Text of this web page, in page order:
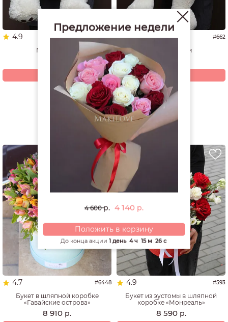
4.9 #1337
Мишка 60 см
Купить
5.0 #662
Мишка 70 см
4 200
Купить
Смотреть все открытки и игрушки
РЕКОМЕНДУЕМ
4.7 #6448
Букет в шляпной коробке
«Гавайские острова»
8 910 р.
4.9 #593
Букет из эустомы в шляпной
коробке «Монреаль»
8 590 р.
Предложение недели
4 600р. 4 140 р.
Положить в корзину
До конца акции 1 день 4 ч 15 м 25 с